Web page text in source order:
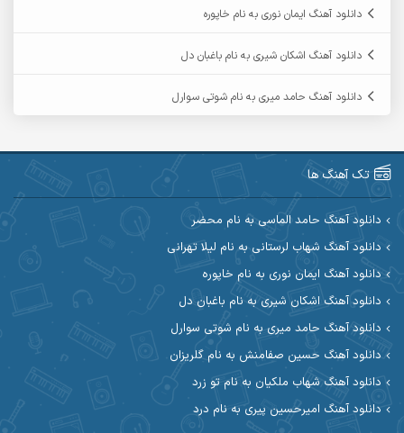
آرین صیادی
آرین مریدی
آوات بوکانی آوات یگانه
آیت احمدنژاد
ابراهیم شمس ابوالحسن جاویدان
ابی حسینی
احسان آیینفر
دانلود آهنگ ایمان نوری به نام خاپوره
دانلود آهنگ اشکان شیری به نام باغبان دل
دانلود آهنگ حامد میری به نام شوتی سوارل
تک آهنگ ها
دانلود آهنگ حامد الماسی به نام محضر
دانلود آهنگ شهاب لرستانی به نام لیلا تهرانی
دانلود آهنگ ایمان نوری به نام خاپوره
دانلود آهنگ اشکان شیری به نام باغبان دل
دانلود آهنگ حامد میری به نام شوتی سوارل
دانلود آهنگ حسین صفامنش به نام گلریزان
دانلود آهنگ شهاب ملکیان به نام تو زرد
دانلود آهنگ امیرحسین پیری به نام درد